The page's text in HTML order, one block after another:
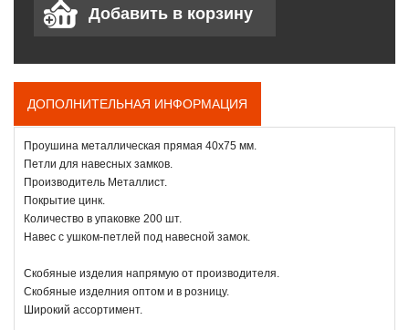
ДОПОЛНИТЕЛЬНАЯ ИНФОРМАЦИЯ
Проушина металлическая прямая 40х75 мм.
Петли для навесных замков.
Производитель Металлист.
Покрытие цинк.
Количество в упаковке 200 шт.
Навес с ушком-петлей под навесной замок.
Скобяные изделия напрямую от производителя.
Скобяные изделния оптом и в розницу.
Широкий ассортимент.